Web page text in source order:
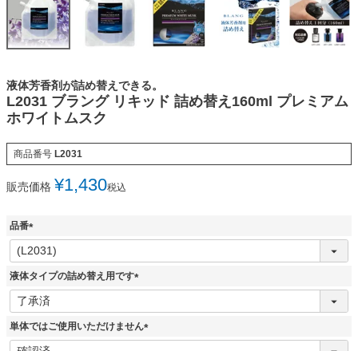
液体芳香剤が詰め替えできる。
L2031 ブラング リキッド 詰め替え160ml プレミアム
ホワイトムスク
商品番号 L2031
販売価格 ¥1,430税込
品番
(
必
須
液体タイプの詰め替え用です
(
須
単体ではご使用いただけません
(